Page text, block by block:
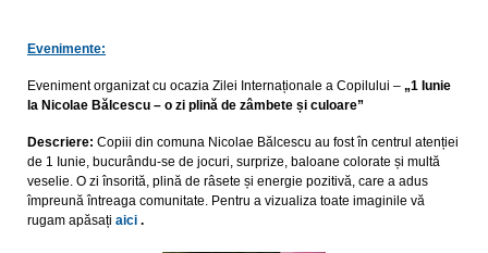
Evenimente:
Eveniment organizat cu ocazia Zilei Internaționale a Copilului – „1 Iunie
la Nicolae Bălcescu – o zi plină de zâmbete și culoare”
Descriere: Copiii din comuna Nicolae Bălcescu au fost în centrul atenției
de 1 Iunie, bucurându-se de jocuri, surprize, baloane colorate și multă
veselie. O zi însorită, plină de râsete și energie pozitivă, care a adus
împreună întreaga comunitate. Pentru a vizualiza toate imaginile vă
rugam apăsați aici .